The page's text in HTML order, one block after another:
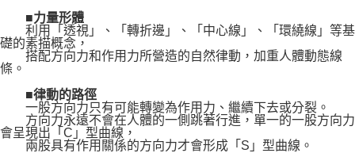
■力量形體
利用「透視」、「轉折邊」、「中心線」、「環繞線」等基
礎的素描概念，
搭配方向力和作用力所營造的自然律動，加重人體動態線
條。
■律動的路徑
一股方向力只有可能轉變為作用力、繼續下去或分裂。
方向力永遠不會在人體的一側跳著行進，單一的一股方向力
會呈現出「C」型曲線，
兩股具有作用關係的方向力才會形成「S」型曲線。